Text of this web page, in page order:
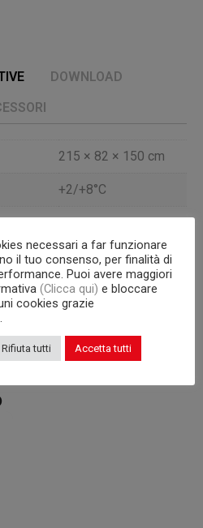
DOWNLOAD
215 × 82 × 150 cm
+2/+8°C
2
a bordo
griglie 600×400 mm
necessari a far funzionare
il tuo consenso, per finalità di
Puoi avere maggiori
(Clicca qui) e bloccare
cookies grazie
Rifiuta tutti Accetta tutti